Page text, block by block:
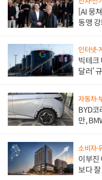
[AI 뭉
동맹
인터넷·
빅테크
달러'
자동차·
BYD코
만,
소비자·
이부진
보다 잘